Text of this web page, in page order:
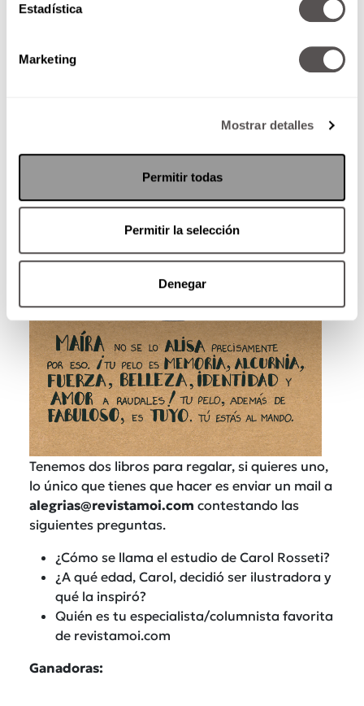
Estadística
Marketing
Mostrar detalles
Permitir todas
Permitir la selección
Denegar
Tenemos dos libros para regalar, si quieres uno,
lo único que tienes que hacer es enviar un mail a
alegrias@revistamoi.com contestando las
siguientes preguntas.
¿Cómo se llama el estudio de Carol Rosseti?
¿A qué edad, Carol, decidió ser ilustradora y
qué la inspiró?
Quién es tu especialista/columnista favorita
de revistamoi.com
Ganadoras: